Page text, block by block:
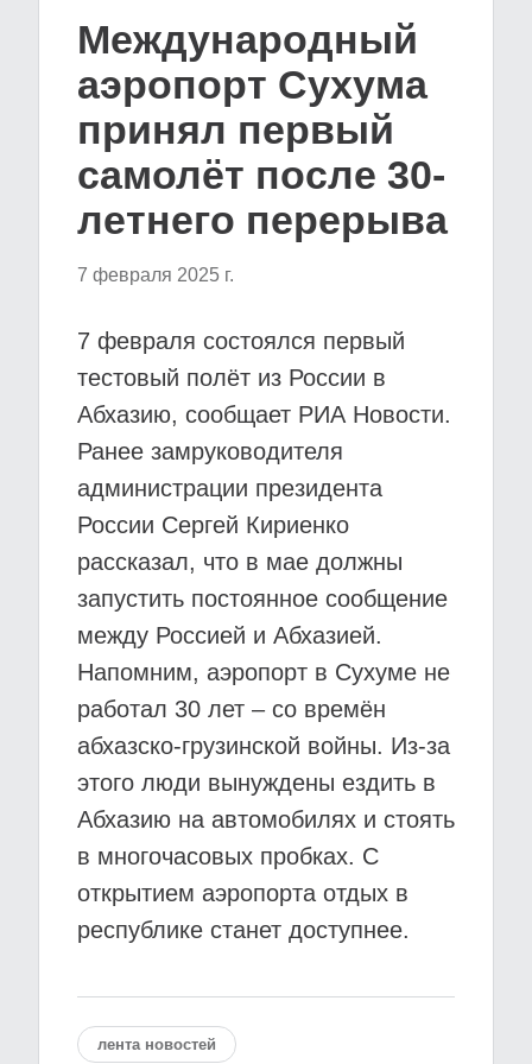
Международный
аэропорт Сухума
принял первый
самолёт после 30-
летнего перерыва
7 февраля 2025 г.
7 февраля состоялся первый
тестовый полёт из России в
Абхазию, сообщает РИА Новости.
Ранее замруководителя
администрации президента
России Сергей Кириенко
рассказал, что в мае должны
запустить постоянное сообщение
между Россией и Абхазией.
Напомним, аэропорт в Сухуме не
работал 30 лет – со времён
абхазско-грузинской войны. Из-за
этого люди вынуждены ездить в
Абхазию на автомобилях и стоять
в многочасовых пробках. С
открытием аэропорта отдых в
республике станет доступнее.
лента новостей